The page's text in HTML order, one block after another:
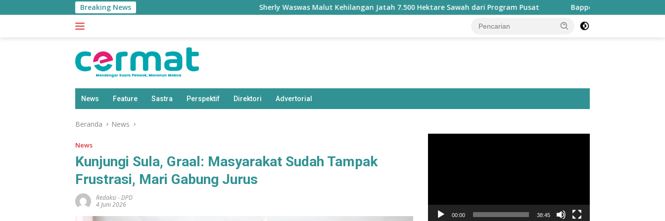
ke
Breaking News Sherly Waswas Malut Kehilangan Jatah 7.500 Hektare Sawah dari Program Pusat Bapperida: Taliabu Butuh Rp2 Triliun
News Feature Sastra Perspektif Direktori Advertorial
Beranda News
News
Kunjungi Sula, Graal: Masyarakat Sudah Tampak
Frustrasi, Mari Gabung Jurus
Redaksi-DPD
4 Juni 2026
00:00 38:45